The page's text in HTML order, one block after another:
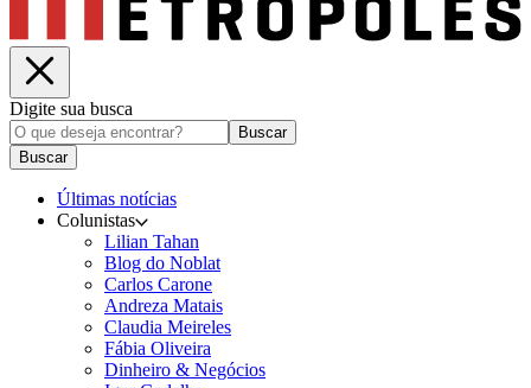
Digite sua busca
Buscar
Buscar
Últimas notícias
Colunistas
Lilian Tahan
Blog do Noblat
Carlos Carone
Andreza Matais
Claudia Meireles
Fábia Oliveira
Dinheiro & Negócios